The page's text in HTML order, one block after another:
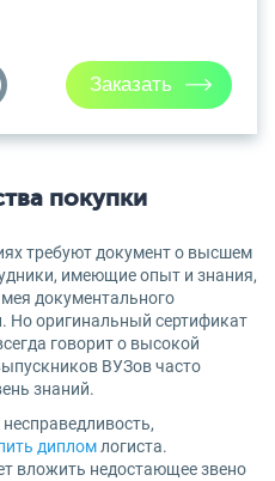
покупки
требуют документ о высшем
имеющие опыт и знания,
документального
Но оригинальный сертификат
говорит о высокой
ВУЗов часто
знаний.
диплом логиста.
вложить недостающее звено